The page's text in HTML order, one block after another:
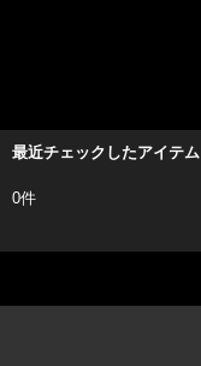
最近チェックしたアイテム
0件